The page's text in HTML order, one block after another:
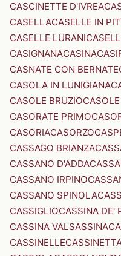
CASCINETTE D'IVREA
CASELLACASELLE IN
CASELLE LURANI
CASIGNANACASINA
CASNATE CON BERNATE
CASOLA IN LUNIGIANA
CASOLE BRUZIO
CASORATE PRIMO
CASORIACASORZO
CASSAGO BRIANZA
CASSANO D'ADDA
CASSANO IRPINO
CASSANO SPINOLA
CASSIGLIOCASSINA DE'
CASSINA VALSASSINA
CASSINELLE